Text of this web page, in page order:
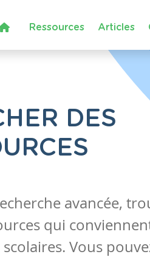
Ressources Articles
DES
avancée,
qui
Vous